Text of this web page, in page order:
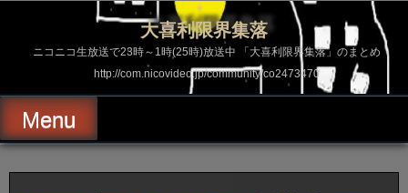
ス
ッ
プ
大喜利限界集落
ニコニコ生放送で23時～1時(25時)放送中 「大喜利限界集落」のまとめ
http://com.nicovideo.jp/community/co2473470
Menu